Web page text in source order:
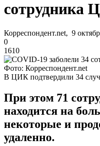
сотрудника
Корреспондент.net, 9
0
1610
Фото: Корреспондент.net
В ЦИК подтвердили 34
При этом 71
находится на
некоторые и
удаленно.